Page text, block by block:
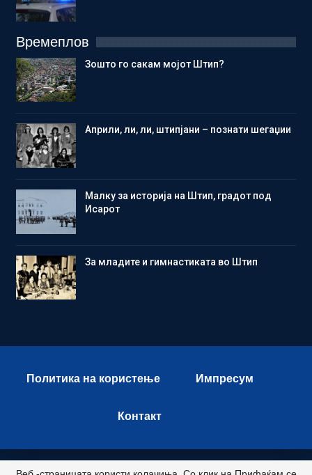
Времеплов
Зошто го сакам мојот Штип?
Aприли, ли, ли, штипјани – познати шегаџии
Малку за историја на Штип, градот под
Исарот
Зa младите и гимнастиката во Штип
Политика на користење Импресум
Контакт